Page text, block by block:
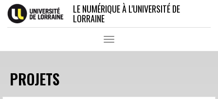
Aller
au
contenu
LE NUMÉRIQUE À L'UNIVERSITÉ DE
LORRAINE
Toggle
navigation
PROJETS